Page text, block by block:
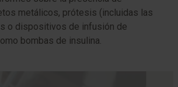
metálicos, prótesis (incluidas las
o dispositivos de infusión de
bombas de insulina.